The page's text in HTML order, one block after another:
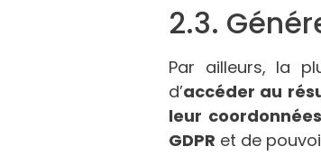
2.3.
Par ailleurs, la
d’accéder au
leur
GDPR et de